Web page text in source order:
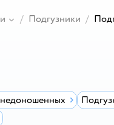
Подгузники